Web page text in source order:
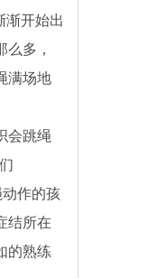
渐开始出
多，
满场地
会跳绳
作的孩
结所在
的熟练